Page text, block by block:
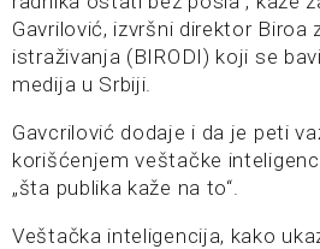
Gavrilović, izvršni direktor Biroa
istraživanja (BIRODI) koji se
medija u Srbiji.
Gavcrilović dodaje i da je peti
korišćenjem veštačke
„šta publika kaže na to“.
Veštačka inteligencija, kako